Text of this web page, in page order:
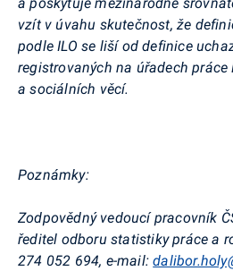
vzít v úvahu skutečnost, že
podle ILO se liší od definice
registrovaných na úřadech
a sociálních věcí.
Poznámky:
Zodpovědný vedoucí pracovník
ředitel odboru statistiky práce a
274 052 694, e-mail: